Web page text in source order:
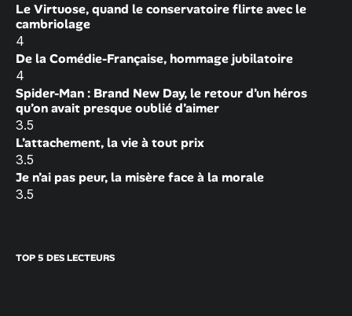
Le Virtuose, quand le conservatoire flirte avec le
cambriolage
4
De la Comédie-Française, hommage jubilatoire
4
Spider-Man : Brand New Day, le retour d’un héros
qu’on avait presque oublié d’aimer
3.5
L’attachement, la vie à tout prix
3.5
Je n’ai pas peur, la misère face à la morale
3.5
TOP 5 DES LECTEURS